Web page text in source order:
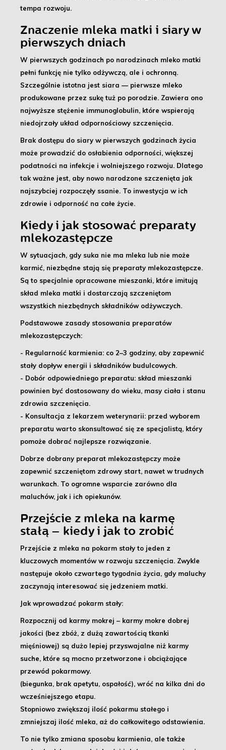
tempa rozwoju.
Znaczenie mleka matki i siary w
pierwszych dniach
W pierwszych godzinach po narodzinach mleko matki
pełni funkcję nie tylko odżywczą, ale i ochronną.
Szczególnie istotna jest siara — pierwsze mleko
produkowane przez sukę tuż po porodzie. Zawiera ono
najwyższe stężenie immunoglobulin, które wspierają
niedojrzały układ odpornościowy szczenięcia.
Brak dostępu do siary w pierwszych godzinach życia
może prowadzić do osłabienia odporności, większej
podatności na infekcje i wolniejszego rozwoju. Dlatego
tak ważne jest, aby nowo narodzone szczenięta jak
najszybciej rozpoczęły ssanie. To inwestycja w ich
zdrowie i odporność na całe życie.
Kiedy i jak stosować preparaty
mlekozastępcze
W sytuacjach, gdy suka nie ma mleka lub nie może
karmić, niezbędne stają się preparaty mlekozastępcze.
Są to specjalnie opracowane mieszanki, które imitują
skład mleka matki i dostarczają szczeniętom
wszystkich niezbędnych składników odżywczych.
Podstawowe zasady stosowania preparatów
mlekozastępczych:
- Regularność karmienia: co 2–3 godziny, aby zapewnić
stały dopływ energii i składników budulcowych.
- Dobór odpowiedniego preparatu: skład mieszanki
powinien być dostosowany do wieku, masy ciała i stanu
zdrowia szczenięcia.
- Konsultacja z lekarzem weterynarii: przed wyborem
preparatu warto skonsultować się ze specjalistą, który
pomoże dobrać najlepsze rozwiązanie.
Dobrze dobrany preparat mlekozastępczy może
zapewnić szczeniętom zdrowy start, nawet w trudnych
warunkach. To ogromne wsparcie zarówno dla
maluchów, jak i ich opiekunów.
Przejście z mleka na karmę
stałą – kiedy i jak to zrobić
Przejście z mleka na pokarm stałyto jeden z
kluczowych momentów w rozwoju szczenięcia. Zwykle
następuje około czwartego tygodnia życia, gdy maluchy
zaczynają interesować się jedzeniem matki.
Jak wprowadzać pokarm stały:
Rozpocznij od karmy mokrej – karmy mokre dobrej
jakości (bez zbóż, z dużą zawartością tkanki
mięśniowej) są dużo lepiej przyswajalne niż karmy
suche, które są mocno przetworzone i obciążające
przewód pokarmowy.
(biegunka, brak apetytu, ospałość), wróć na kilka dni do
wcześniejszego etapu.
Stopniowo zwiększaj ilość pokarmu stałego i
zmniejszaj ilość mleka, aż do całkowitego odstawienia.
To nie tylko zmiana sposobu karmienia, ale także